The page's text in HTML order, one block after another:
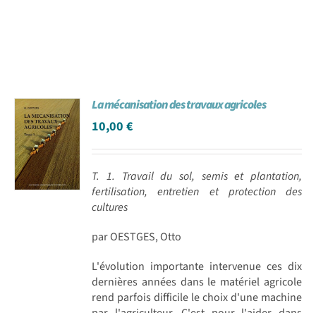
La mécanisation des travaux agricoles
10,00€
T. 1. Travail du sol, semis et plantation,
fertilisation, entretien et protection des
cultures
par OESTGES, Otto
L'évolution importante intervenue ces dix
dernières années dans le matériel agricole
rend parfois difficile le choix d'une machine